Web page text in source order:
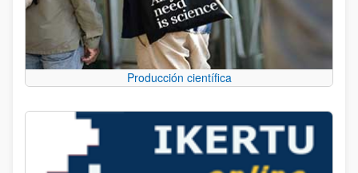
Producción científica